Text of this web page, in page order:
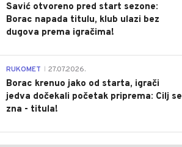
Savić otvoreno pred start sezone:
Borac napada titulu, klub ulazi bez
dugova prema igračima!
RUKOMET 27.07.2026.
Borac krenuo jako od starta, igrači
jedva dočekali početak priprema: Cilj se
zna - titula!